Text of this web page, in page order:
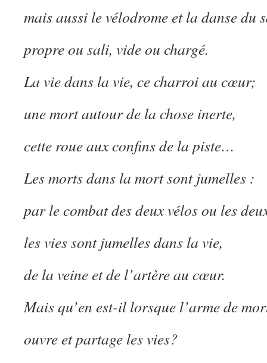
mais aussi le vélodrome et la danse du
propre ou sali, vide ou chargé.
La vie dans la vie, ce charroi au cœur;
une mort autour de la chose inerte,
cette roue aux confins de la piste…
Les morts dans la mort sont jumelles :
par le combat des deux vélos ou les
les vies sont jumelles dans la vie,
de la veine et de l’artère au cœur.
Mais qu’en est-il lorsque l’arme de
ouvre et partage les vies?